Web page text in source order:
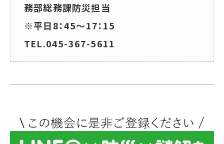
務部総務課防災担当
※平日8：45～17：15
TEL.045-367-5611